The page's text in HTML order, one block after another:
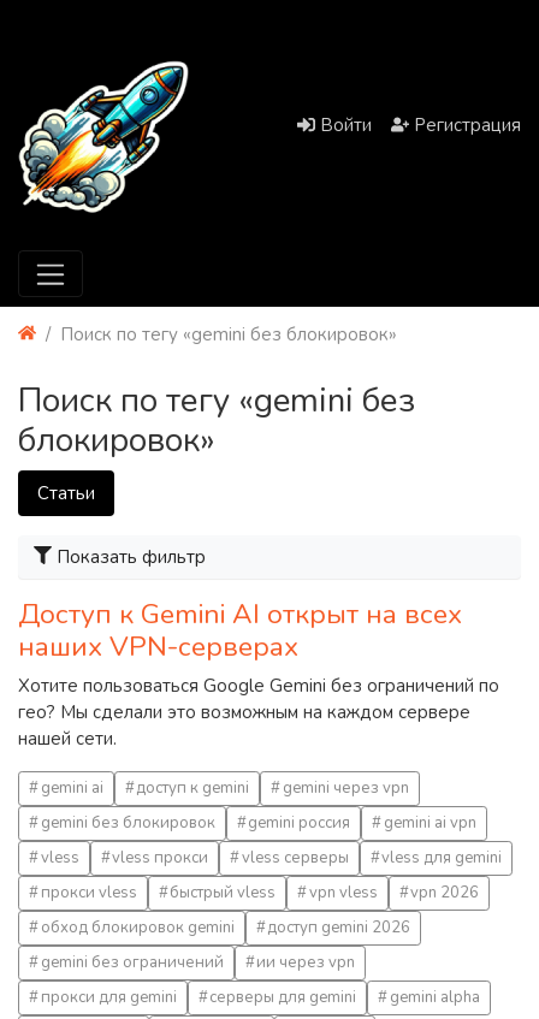
Войти Регистрация
Поиск по тегу «gemini без блокировок»
Поиск по тегу «gemini без
блокировок»
Статьи
Показать фильтр
Доступ к Gemini AI открыт на всех
наших VPN-серверах
Хотите пользоваться Google Gemini без ограничений по
гео? Мы сделали это возможным на каждом сервере
нашей сети.
gemini ai доступ к gemini
gemini через vpn
gemini без блокировок
gemini россия
gemini ai vpn
vless
vless прокси vless серверы
vless для gemini
прокси vless
быстрый vless vpn vless
vpn 2026
обход блокировок gemini
доступ gemini 2026
gemini без ограничений
ии через vpn
прокси для gemini
серверы для gemini
gemini alpha